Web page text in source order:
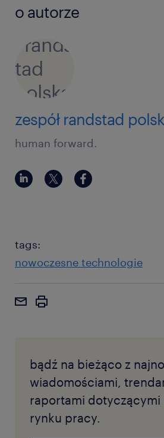
o autorze
zespół randstad
human forward.
tags:
nowoczesne technologie
bądź na bieżąco z
wiadomościami,
raportami dotyczącymi
rynku pracy.